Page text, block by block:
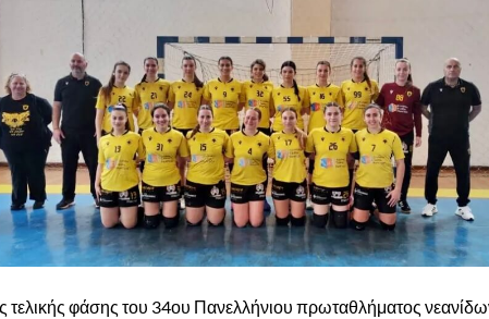
τελικής φάσης του 34ου Πανελλήνιου πρωταθλήματος